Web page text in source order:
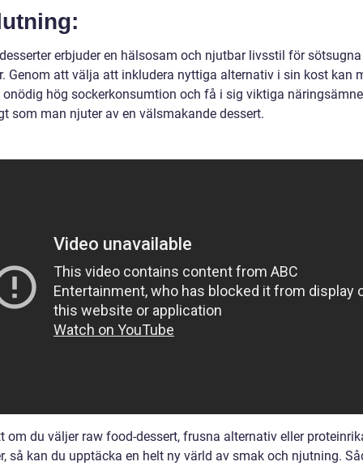
erbjuder en hälsosam och njutbar livsstil för sötsugna
Genom att välja att inkludera nyttiga alternativ i sin kost kan
hög sockerkonsumtion och få i sig viktiga
som man njuter av en välsmakande dessert.
om du väljer raw food-dessert, frusna alternativ eller
så kan du upptäcka en helt ny värld av smak och njutning.